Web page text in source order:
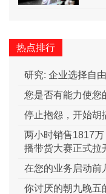
热点排行
研究: 企业选择自
您是否有能力使您
停止抱怨，开始胡
两小时销售1817万
播带货大赛正式拉
在您的业务启动前
你讨厌的朝九晚五